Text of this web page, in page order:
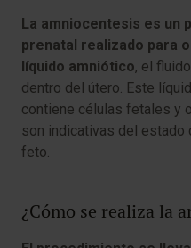
La amniocentesis es un
prenatal realizado para
líquido amniótico, el
dentro del útero. Este
contiene células fetales y
son indicativas del estado
feto.
¿Cómo se realiza la